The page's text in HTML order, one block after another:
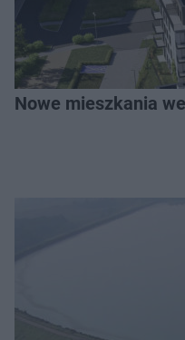
Nowe mieszkania